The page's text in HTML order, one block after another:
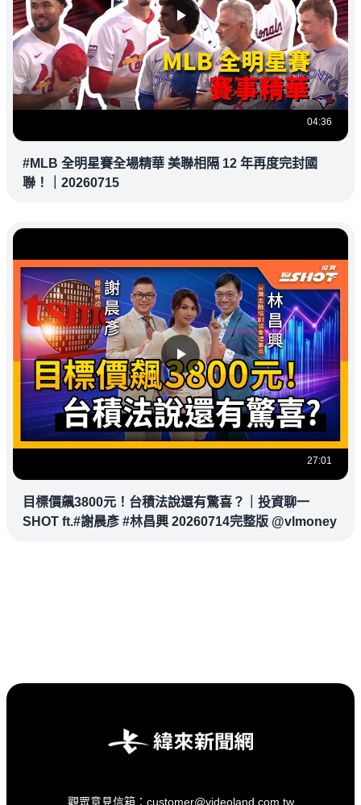
04:36
#MLB 全明星賽全場精華 美聯相隔 12 年再度完封國
聯！｜20260715
27:01
目標價飆3800元！台積法說還有驚喜？｜投資聊一
SHOT ft.#謝晨彥 #林昌興 20260714完整版 @vlmoney
觀眾意見信箱：customer@videoland.com.tw